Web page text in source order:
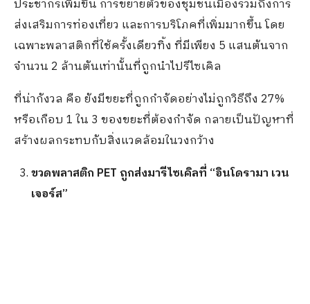
ประชากรเพิ่มขึ้น การขยายตัวของชุมชนเมืองรวมถึงการ
ส่งเสริมการท่องเที่ยว และการบริโภคที่เพิ่มมากขึ้น โดย
เฉพาะพลาสติกที่ใช้ครั้งเดียวทิ้ง ที่มีเพียง 5 แสนตันจาก
จำนวน 2 ล้านตันเท่านั้นที่ถูกนำไปรีไซเคิล
ที่น่ากังวล คือ ยังมีขยะที่ถูกกำจัดอย่างไม่ถูกวิธีถึง 27%
หรือเกือบ 1 ใน 3 ของขยะที่ต้องกำจัด กลายเป็นปัญหาที่
สร้างผลกระทบกับสิ่งแวดล้อมในวงกว้าง
ขวดพลาสติก PETถูกส่งมารีไซเคิลที่ “อินโดรามา เวน
เจอร์ส”